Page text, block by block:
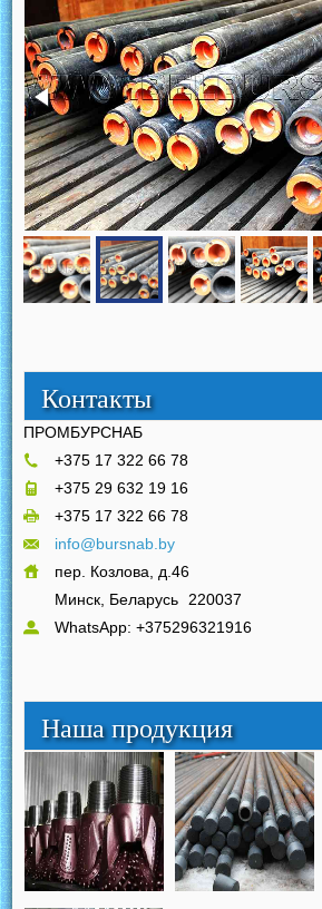
Контакты
ПРОМБУРСНАБ
+375 17 322 66 78
+375 29 632 19 16
+375 17 322 66 78
info@bursnab.by
пер. Козлова, д.46
Минск, Беларусь
220037
WhatsApp: +375296321916
Наша продукция